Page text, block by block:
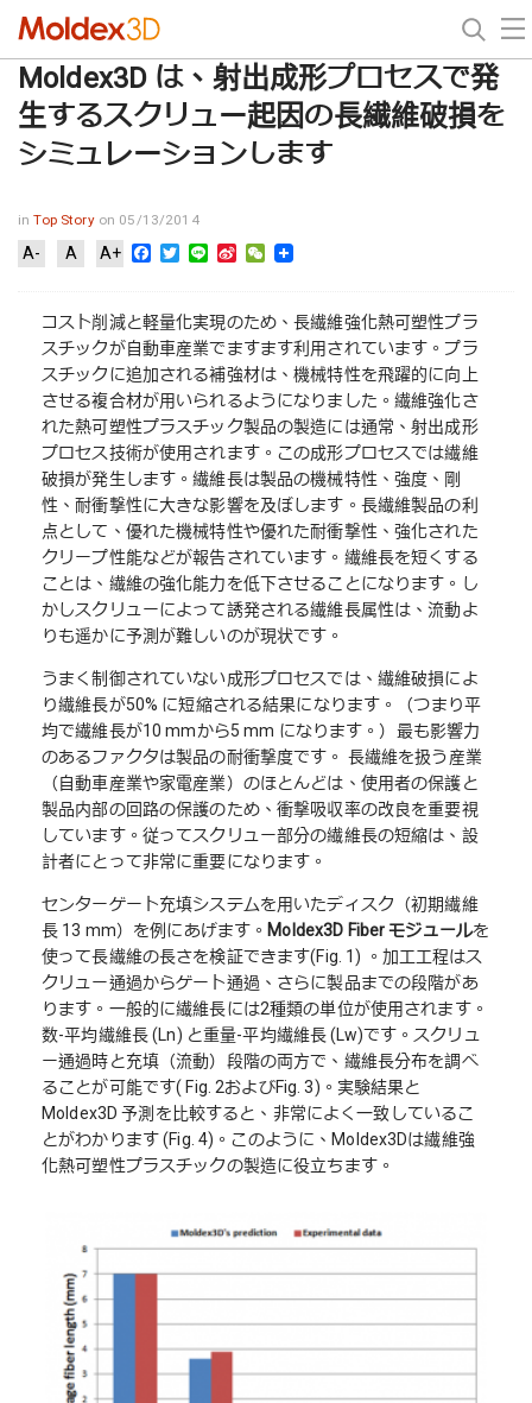
Moldex3D は、射出成形プロセスで発
生するスクリュー起因の長繊維破損を
シミュレーションします
inTop Story on 05/13/2014
A- A A+ Facebook
Twitter
Line Sina WeChat
コスト削減と軽量化実現のため、長繊維強化熱可塑性プラ
スチックが自動車産業でますます利用されています。プラ
スチックに追加される補強材は、機械特性を飛躍的に向上
させる複合材が用いられるようになりました。繊維強化さ
れた熱可塑性プラスチック製品の製造には通常、射出成形
プロセス技術が使用されます。この成形プロセスでは繊維
破損が発生します。繊維長は製品の機械特性、強度、剛
性、耐衝撃性に大きな影響を及ぼします。長繊維製品の利
点として、優れた機械特性や優れた耐衝撃性、強化された
クリープ性能などが報告されています。繊維長を短くする
ことは、繊維の強化能力を低下させることになります。し
かしスクリューによって誘発される繊維長属性は、流動よ
りも遥かに予測が難しいのが現状です。
うまく制御されていない成形プロセスでは、繊維破損によ
り繊維長が50% に短縮される結果になります。（つまり平
均で繊維長が10 mmから5 mm になります。）最も影響力
のあるファクタは製品の耐衝撃度です。 長繊維を扱う産業
（自動車産業や家電産業）のほとんどは、使用者の保護と
製品内部の回路の保護のため、衝撃吸収率の改良を重要視
しています。従ってスクリュー部分の繊維長の短縮は、設
計者にとって非常に重要になります。
センターゲート充填システムを用いたディスク（初期繊維
長 13 mm）を例にあげます。 Moldex3D Fiberモジュールを
使って長繊維の長さを検証できます(Fig. 1) 。加工工程はス
クリュー通過からゲート通過、さらに製品までの段階があ
ります。一般的に繊維長には2種類の単位が使用されます。
数-平均繊維長 (Ln) と重量-平均繊維長 (Lw)です。スクリュ
ー通過時と充填（流動）段階の両方で、繊維長分布を調べ
ることが可能です( Fig. 2およびFig. 3)。実験結果と
Moldex3D 予測を比較すると、非常によく一致しているこ
とがわかります (Fig. 4)。このように、Moldex3Dは繊維強
化熱可塑性プラスチックの製造に役立ちます。